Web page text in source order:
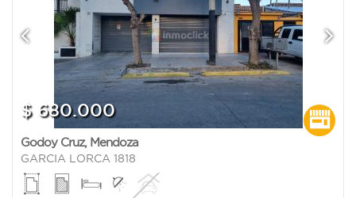
$ 680.000
Godoy Cruz, Mendoza
GARCIA LORCA 1818